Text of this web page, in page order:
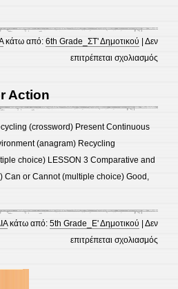
κάτω από:6th Grade_ΣΤ' Δημοτικού |Δεν
επιτρέπεται σχολιασμός
Action
(crossword) Present Continuous
(anagram) Recycling
choice) LESSON 3 Comparative and
Can or Cannot (multiple choice) Good,
κάτω από:5th Grade_Ε' Δημοτικού |Δεν
επιτρέπεται σχολιασμός